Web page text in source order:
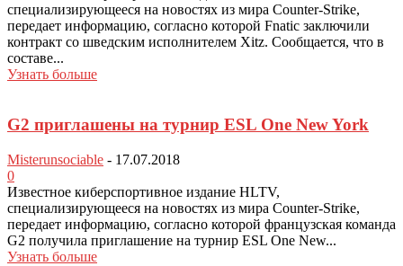
специализирующееся на новостях из мира Counter-Strike,
передает информацию, согласно которой Fnatic заключили
контракт со шведским исполнителем Xitz. Сообщается, что в
составе...
Узнать больше
G2 приглашены на турнир ESL One New York
Misterunsociable - 17.07.2018
0
Известное киберспортивное издание HLTV,
специализирующееся на новостях из мира Counter-Strike,
передает информацию, согласно которой французская команда
G2 получила приглашение на турнир ESL One New...
Узнать больше